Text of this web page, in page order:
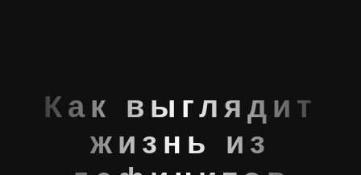
Как выглядит
жизнь из